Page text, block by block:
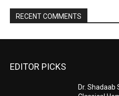
RECENT COMMENTS
EDITOR PICKS
Dr. Shadaab